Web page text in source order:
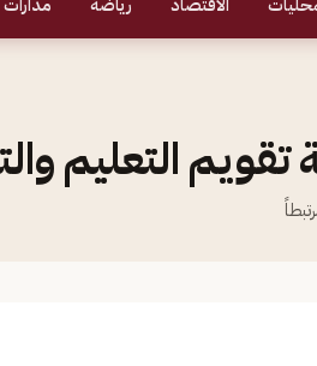
الاقتصاد رياضة
تقويم التعليم